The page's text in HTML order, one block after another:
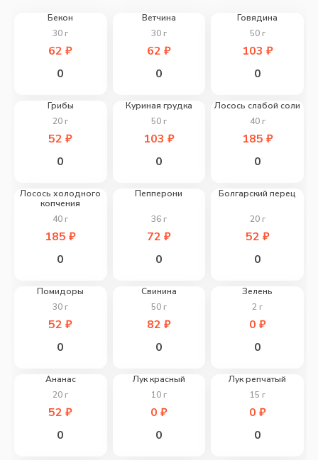
Бекон
30 г
62₽
0
Ветчина
30г
62 ₽
0
Говядина
50г
103 ₽
0
Грибы
20 г
52₽
0
Куриная грудка
50г
103 ₽
0
Лосось слабой соли
40г
185 ₽
0
Лосось холодного
копчения
40 г
185₽
0
Пепперони
36г
72 ₽
0
Болгарский перец
20г
52 ₽
0
Помидоры
30 г
52₽
0
Свинина
50г
82 ₽
0
Зелень
2 г
0 ₽
0
Ананас
20 г
52₽
0
Лук красный
10г
0 ₽
0
Лук репчатый
15 г
0 ₽
0